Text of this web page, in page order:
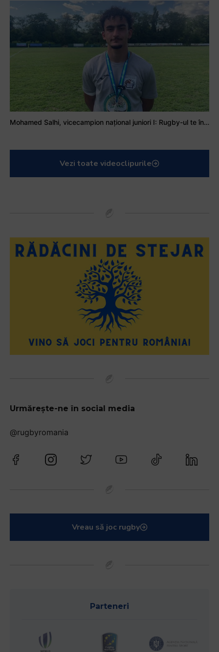
Mohamed Salhi, vicecampion național juniori I: Rugby-ul te învață să accepți și înfrângerile
Vezi toate videoclipurile
Urmărește-ne în social media
@rugbyromania
Vreau să joc rugby
Parteneri